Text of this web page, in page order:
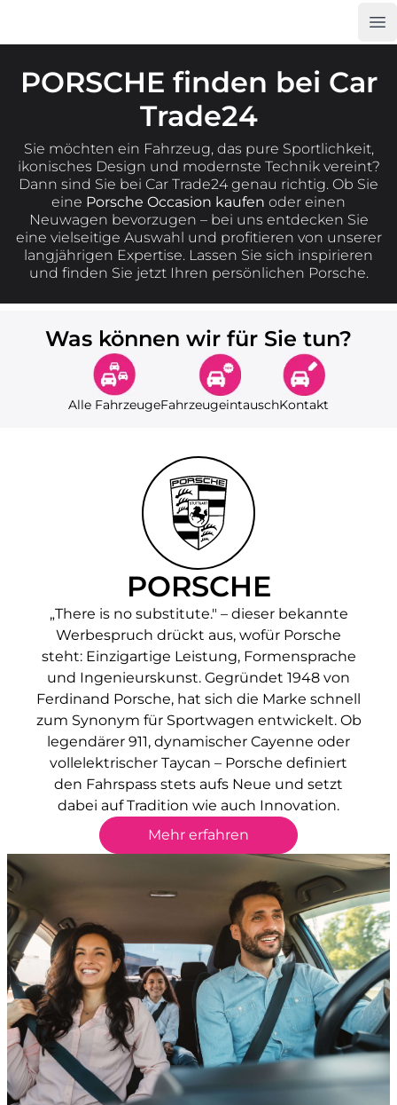
PORSCHE finden bei Car
Trade24
Sie möchten ein Fahrzeug, das pure Sportlichkeit,
ikonisches Design und modernste Technik vereint?
Dann sind Sie bei Car Trade24 genau richtig. Ob Sie
eine Porsche Occasion kaufen oder einen
Neuwagen bevorzugen – bei uns entdecken Sie
eine vielseitige Auswahl und profitieren von unserer
langjährigen Expertise. Lassen Sie sich inspirieren
und finden Sie jetzt Ihren persönlichen Porsche.
Was können wir für Sie tun?
Alle FahrzeugeFahrzeugeintauschKontakt
PORSCHE
„There is no substitute." – dieser bekannte
Werbespruch drückt aus, wofür Porsche
steht: Einzigartige Leistung, Formensprache
und Ingenieurskunst. Gegründet 1948 von
Ferdinand Porsche, hat sich die Marke schnell
zum Synonym für Sportwagen entwickelt. Ob
legendärer 911, dynamischer Cayenne oder
vollelektrischer Taycan – Porsche definiert
den Fahrspass stets aufs Neue und setzt
dabei auf Tradition wie auch Innovation.
Mehr erfahren